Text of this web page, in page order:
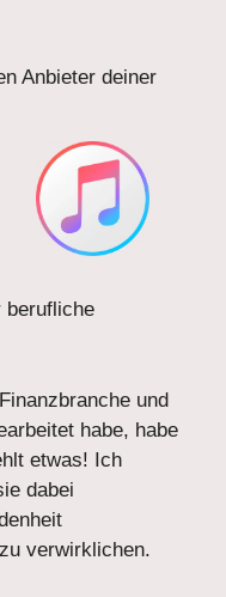
Anbieter deiner
berufliche
und
habe, habe
etwas! Ich
dabei
verwirklichen.